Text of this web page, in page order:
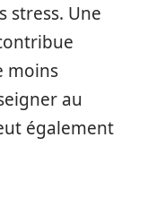
stress. Une
moins
au
également